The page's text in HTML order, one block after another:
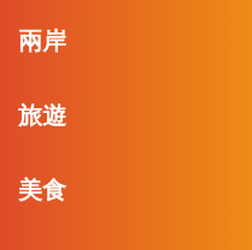
兩岸
旅遊
美食